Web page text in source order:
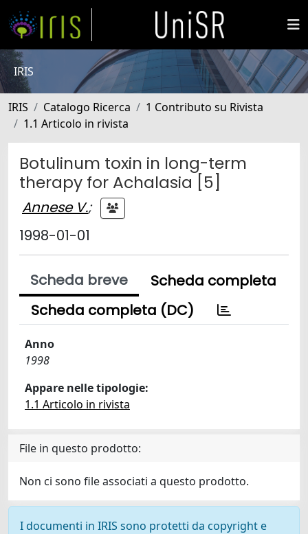
IRIS
IRIS Catalogo Ricerca
1 Contributo su Rivista
1.1 Articolo in rivista
Botulinum toxin in long-term
therapy for Achalasia [5]
Annese V.;
1998-01-01
Scheda breve
Scheda completa
Scheda completa (DC)
Anno
1998
Appare nelle tipologie:
1.1 Articolo in rivista
File in questo prodotto:
Non ci sono file associati a questo prodotto.
I documenti in IRIS sono protetti da copyright e